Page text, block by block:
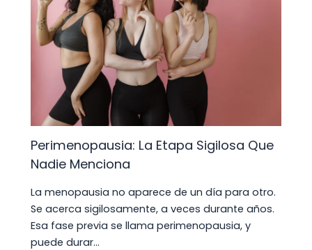
Perimenopausia: La Etapa Sigilosa Que
Nadie Menciona
La menopausia no aparece de un día para otro.
Se acerca sigilosamente, a veces durante años.
Esa fase previa se llama perimenopausia, y
puede durar…